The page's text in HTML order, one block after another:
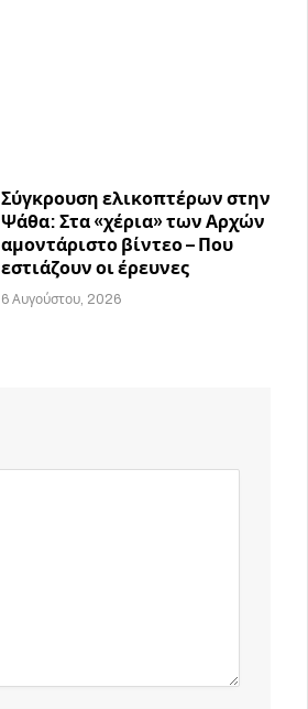
Σύγκρουση ελικοπτέρων στην
Ψάθα: Στα «χέρια» των Αρχών
αμοντάριστο βίντεο – Που
εστιάζουν οι έρευνες
6 Αυγούστου, 2026